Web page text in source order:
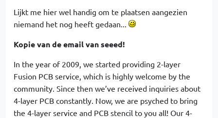
Lijkt me hier wel handig om te plaatsen aangezien
niemand het nog heeft gedaan...
Kopie van de email van seeed!
In the year of 2009, we started providing 2-layer
Fusion PCB service, which is highly welcome by the
community. Since then we’ve received inquiries about
4-layer PCB constantly. Now, we are psyched to bring
the 4-layer service and PCB stencil to you all! Our 4-